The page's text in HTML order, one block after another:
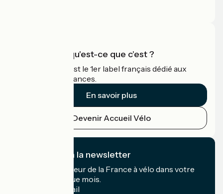
Accueil Vélo qu'est-ce que c'est ?
Accueil Vélo c'est le 1er label français dédié aux
cyclistes en vacances.
En savoir plus
Devenir Accueil Vélo
Je m'abonne à la newsletter
Recevez le meilleur de la France à vélo dans votre
boîte mail chaque mois.
Mon adresse mail